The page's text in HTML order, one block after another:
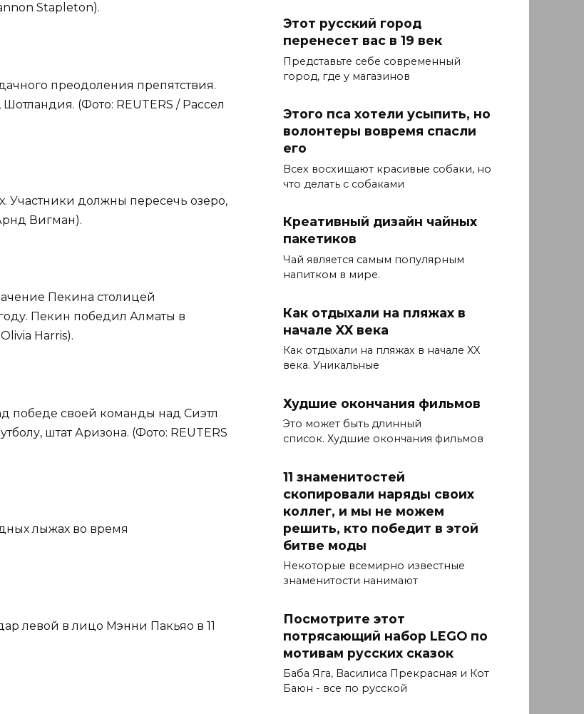
Stapleton).
преодоления препятствия.
(Фото: REUTERS / Рассел
Участники должны пересечь озеро,
Вигман).
Пекина столицей
Пекин победил Алматы в
Harris).
победе своей команды над Сиэтл
штат Аризона. (Фото: REUTERS
лыжах во время
левой в лицо Мэнни Пакьяо в 11
Этот русский город
перенесет вас в 19 век
Представьте себе современный
город, где у магазинов
Этого пса хотели усыпить, но
волонтеры вовремя спасли
его
Всех восхищают красивые собаки, но
что делать с собаками
Креативный дизайн чайных
пакетиков
Чай является самым популярным
напитком в мире.
Как отдыхали на пляжах в
начале XX века
Как отдыхали на пляжах в начале XX
века. Уникальные
Худшие окончания фильмов
Это может быть длинный
список. Худшие окончания фильмов
11 знаменитостей
скопировали наряды своих
коллег, и мы не можем
решить, кто победит в этой
битве моды
Некоторые всемирно известные
знаменитости нанимают
Посмотрите этот
потрясающий набор LEGO по
мотивам русских сказок
Баба Яга, Василиса Прекрасная и Кот
Баюн - все по русской